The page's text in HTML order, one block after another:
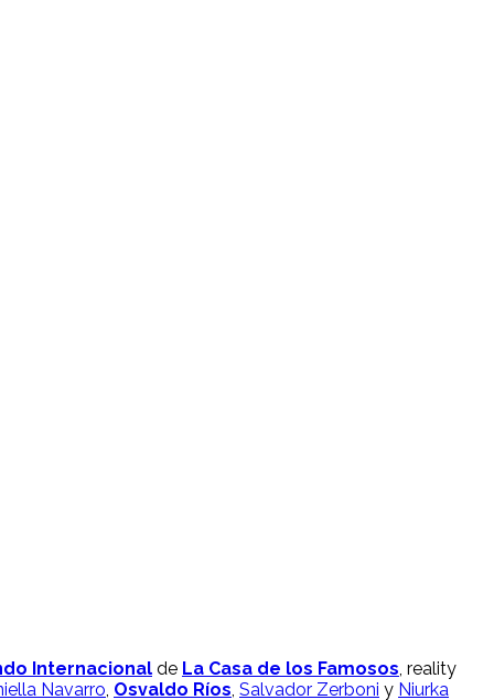
Internacional de La Casa de los Famosos , reality
Navarro Osvaldo Ríos Salvador Zerboni y Niurka